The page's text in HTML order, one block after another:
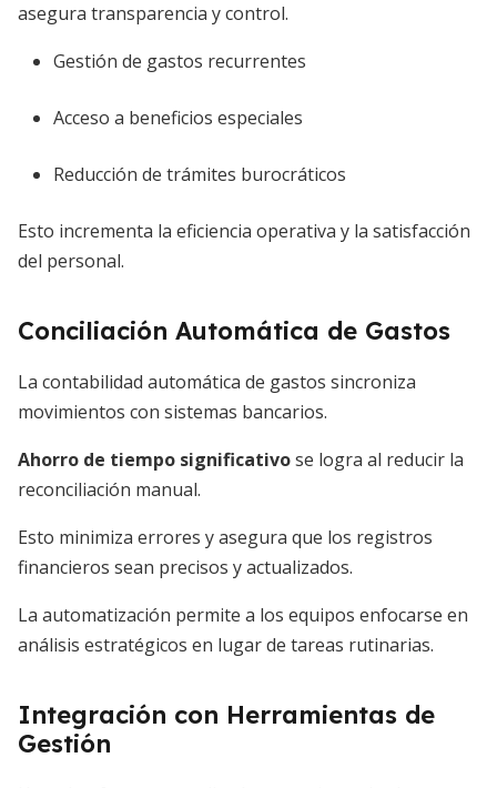
asegura transparencia y control.
Gestión de gastos recurrentes
Acceso a beneficios especiales
Reducción de trámites burocráticos
Esto incrementa la eficiencia operativa y la satisfacción
del personal.
Conciliación Automática de Gastos
La contabilidad automática de gastos sincroniza
movimientos con sistemas bancarios.
Ahorro de tiempo significativose logra al reducir la
reconciliación manual.
Esto minimiza errores y asegura que los registros
financieros sean precisos y actualizados.
La automatización permite a los equipos enfocarse en
análisis estratégicos en lugar de tareas rutinarias.
Integración con Herramientas de
Gestión